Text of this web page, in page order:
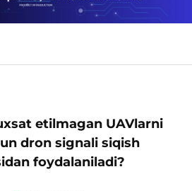
etilmagan UAVlarni
dron signali siqish
foydalaniladi?